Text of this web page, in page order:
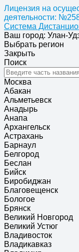
Лицензия на
деятельности:
Система
Ваш город: Улан-
Выбрать регион
Закрыть
Поиск
Москва
Абакан
Альметьевск
Анадырь
Анапа
Архангельск
Астрахань
Барнаул
Белгород
Беслан
Бийск
Биробиджан
Благовещенск
Бологое
Брянск
Великий Новгород
Великий Устюг
Владивосток
Владикавказ